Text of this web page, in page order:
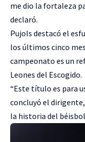
me dio la fortaleza
declaró.
Pujols destacó el
los últimos cinco
campeonato es un
Leones del Escogido.
“Este título es para
concluyó el
la historia del